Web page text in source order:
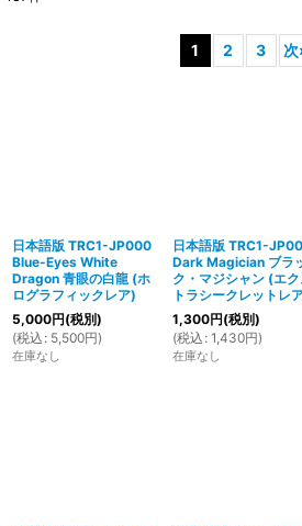
1 2 3 次
日本語版 TRC1-JP000
Blue-Eyes White
Dragon 青眼の白龍 (ホ
ログラフィックレア)
5,000円(税別)
(税込 : 5,500円)
在庫なし
日本語版 TRC1-
Dark Magician ブラ
ク・マジシャン (エク
トラシークレットレ
1,300円(税別)
(税込 : 1,430円)
在庫なし